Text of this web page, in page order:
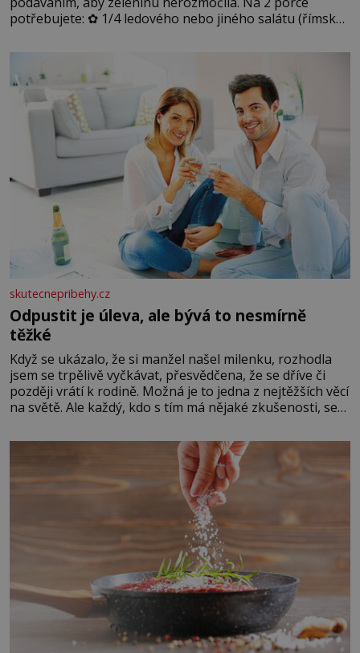
potřebujete: ✿ 1/4 ledového nebo jiného salátu (římský
okurky ✿ 2 rajčata Zálivka: ✿ 4 lžíce olivového oleje ✿ 1
lžíci citronové šťávy ✿ ½ stroužku
skutecnepribehy.cz
Odpustit je úleva, ale bývá to nesmírně
těžké
Když se ukázalo, že si manžel našel milenku, rozhodla
jsem se trpělivě vyčkávat, přesvědčena, že se dříve či
později vrátí k rodině. Možná je to jedna z nejtěžších věcí
na světě. Ale každý, kdo s tím má nějaké zkušenosti, se
Když se ke mně doneslo, že si manžel pořídil milenku,